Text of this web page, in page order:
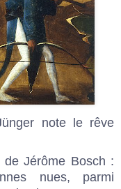
note le rêve
Jérôme Bosch :
nues, parmi